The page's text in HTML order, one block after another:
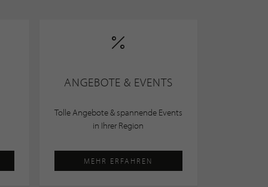
ANGEBOTE & EVENTS
Tolle Angebote & spannende Events
in Ihrer Region
MEHR ERFAHREN